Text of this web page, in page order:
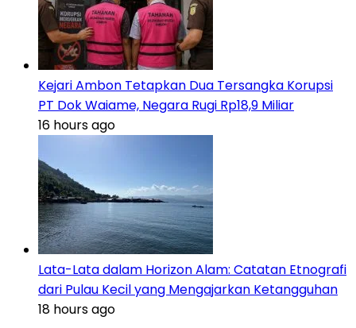
Kejari Ambon Tetapkan Dua Tersangka Korupsi
PT Dok Waiame, Negara Rugi Rp18,9 Miliar
16 hours ago
Lata-Lata dalam Horizon Alam: Catatan Etnografi
dari Pulau Kecil yang Mengajarkan Ketangguhan
18 hours ago